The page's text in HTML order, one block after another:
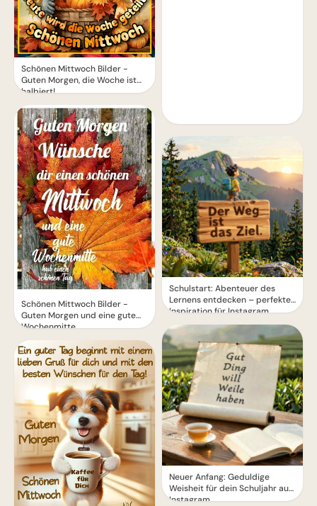
Schönen Mittwoch Bilder -
Guten Morgen, die Woche ist
halbiert!
Schönen Mittwoch Bilder -
Guten Morgen und eine gute
Wochenmitte
Schulstart: Abenteuer des
Lernens entdecken – perfekte
Inspiration für Instagram
Neuer Anfang: Geduldige
Weisheit für dein Schuljahr auf
Instagram.